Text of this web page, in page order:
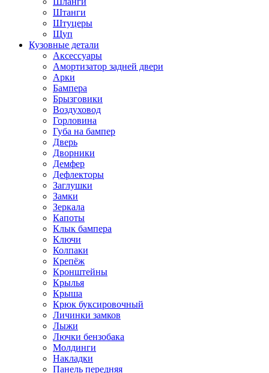
Штанги
Штуцеры
Щуп
Кузовные детали
Аксессуары
Амортизатор задней двери
Арки
Бампера
Брызговики
Воздуховод
Горловина
Губа на бампер
Дверь
Дворники
Демфер
Дефлекторы
Заглушки
Замки
Зеркала
Капоты
Клык бампера
Ключи
Колпаки
Крепёж
Кронштейны
Крылья
Крыша
Крюк буксировочный
Личинки замков
Лыжи
Лючки бензобака
Молдинги
Накладки
Панель передняя